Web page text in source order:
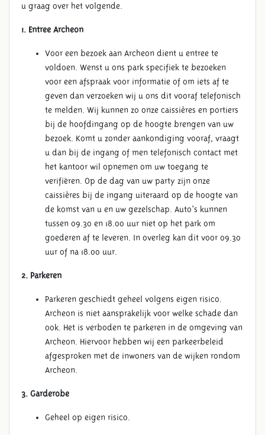
u graag over het volgende.
1. Entree Archeon
Voor een bezoek aan Archeon dient u entree te
voldoen. Wenst u ons park specifiek te bezoeken
voor een afspraak voor informatie of om iets af te
geven dan verzoeken wij u ons dit vooraf telefonisch
te melden. Wij kunnen zo onze caissières en portiers
bij de hoofdingang op de hoogte brengen van uw
bezoek. Komt u zonder aankondiging vooraf, vraagt
u dan bij de ingang of men telefonisch contact met
het kantoor wil opnemen om uw toegang te
verifiëren. Op de dag van uw party zijn onze
caissières bij de ingang uiteraard op de hoogte van
de komst van u en uw gezelschap. Auto’s kunnen
tussen 09.30 en 18.00 uur niet op het park om
goederen af te leveren. In overleg kan dit voor 09.30
uur of na 18.00 uur.
2. Parkeren
Parkeren geschiedt geheel volgens eigen risico.
Archeon is niet aansprakelijk voor welke schade dan
ook. Het is verboden te parkeren in de omgeving van
Archeon. Hiervoor hebben wij een parkeerbeleid
afgesproken met de inwoners van de wijken rondom
Archeon.
3. Garderobe
Geheel op eigen risico.